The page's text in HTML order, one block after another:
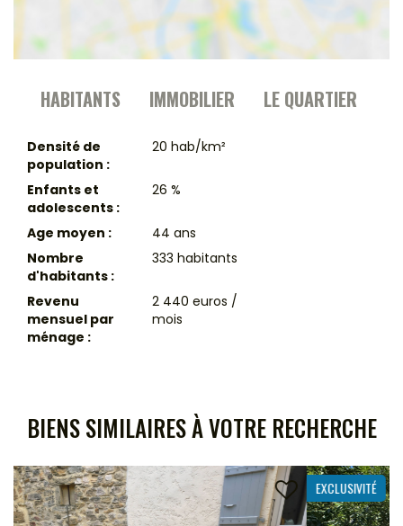
HABITANTS IMMOBILIER LE QUARTIER
Densité de
population :
20 hab/km²
Enfants et
adolescents :
26 %
Age moyen :
44 ans
Nombre
d'habitants :
333 habitants
Revenu
mensuel par
ménage :
2 440 euros /
mois
BIENS SIMILAIRES À VOTRE RECHERCHE
EXCLUSIVITÉ